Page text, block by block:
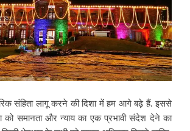
संहिता लागू करने की दिशा में हम आगे बढ़े हैं. इससे
समानता और न्याय का एक प्रभावी संदेश देने का